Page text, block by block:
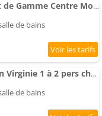
Appartement Loft Haut de Gamme Centre Montargis, Place de Parking, Local à vélos, Linge de lits et serviettes, c
de bains
Appartement La maison Virginie 1 à 2 pers charmant climatisé central parking proximité port
de bains